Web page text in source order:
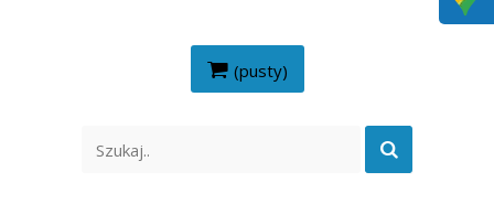
(pusty)